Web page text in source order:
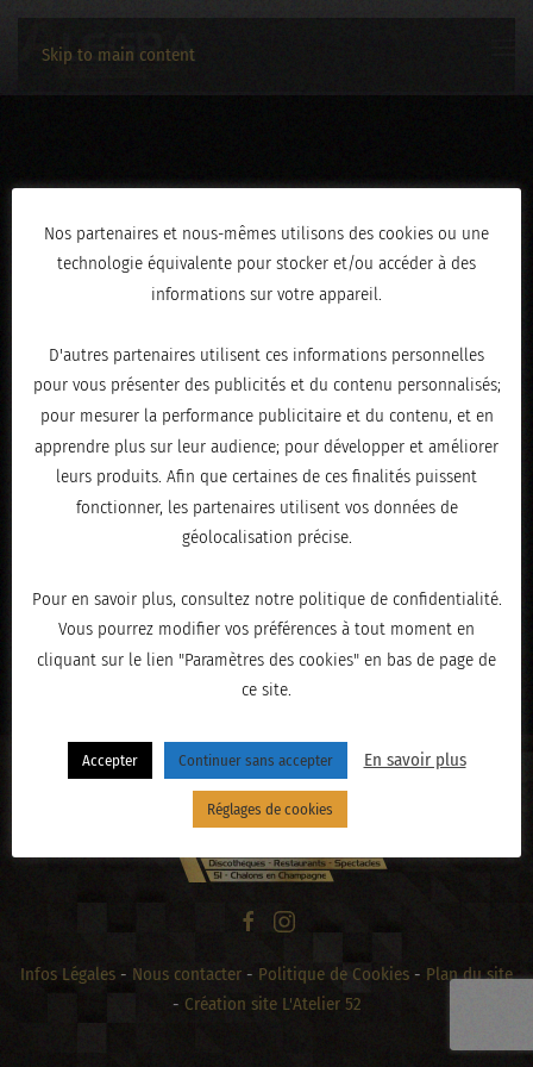
Skip to main content
3C2A0379
ÉCRIT LEMARS 12, 2026.
« PRÉCÉDENT
Infos Légales - Nous contacter - Politique de Cookies - Plan du site
- Création site L'Atelier 52
Nos partenaires et nous-mêmes utilisons des cookies ou une
technologie équivalente pour stocker et/ou accéder à des
informations sur votre appareil.
D'autres partenaires utilisent ces informations personnelles
pour vous présenter des publicités et du contenu personnalisés;
pour mesurer la performance publicitaire et du contenu, et en
apprendre plus sur leur audience; pour développer et améliorer
leurs produits. Afin que certaines de ces finalités puissent
fonctionner, les partenaires utilisent vos données de
géolocalisation précise.
Pour en savoir plus, consultez notre politique de confidentialité.
Vous pourrez modifier vos préférences à tout moment en
cliquant sur le lien "Paramètres des cookies" en bas de page de
ce site.
Accepter Continuer sans accepter En savoir plus
Réglages de cookies